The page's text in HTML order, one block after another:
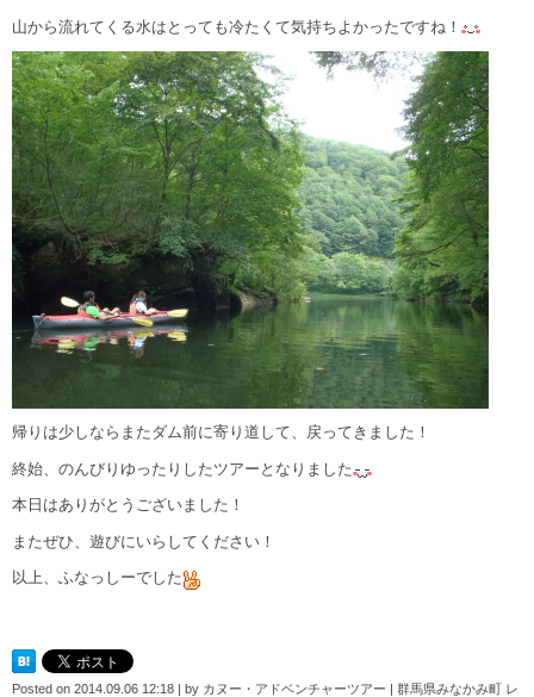
山から流れてくる水はとっても冷たくて気持ちよかったですね！
帰りは少しならまたダム前に寄り道して、戻ってきました！
終始、のんびりゆったりしたツアーとなりました
本日はありがとうございました！
またぜひ、遊びにいらしてください！
以上、ふなっしーでした
Posted on 2014.09.06 12:18 | by カヌー・アドベンチャーツアー | 群馬県みなかみ町 レ